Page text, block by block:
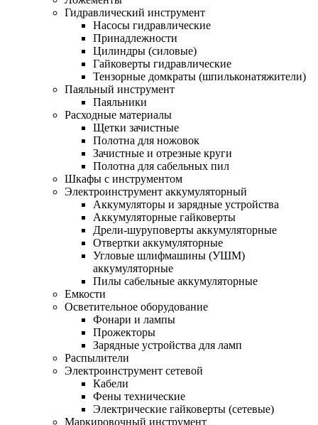
Гидравлический инструмент
Насосы гидравлические
Принадлежности
Цилиндры (силовые)
Гайковерты гидравлические
Тензорные домкраты (шпильконатяжители)
Паяльный инструмент
Паяльники
Расходные материалы
Щетки зачистные
Полотна для ножовок
Зачистные и отрезные круги
Полотна для сабельных пил
Шкафы с инструментом
Электроинструмент аккумуляторный
Аккумуляторы и зарядные устройства
Аккумуляторные гайковерты
Дрели-шуруповерты аккумуляторные
Отвертки аккумуляторные
Угловые шлифмашины (УШМ)
аккумуляторные
Пилы сабельные аккумуляторные
Емкости
Осветительное оборудование
Фонари и лампы
Прожекторы
Зарядные устройства для ламп
Распылители
Электроинструмент сетевой
Кабели
Фены технические
Электрические гайковерты (сетевые)
Маркировочный инструмент